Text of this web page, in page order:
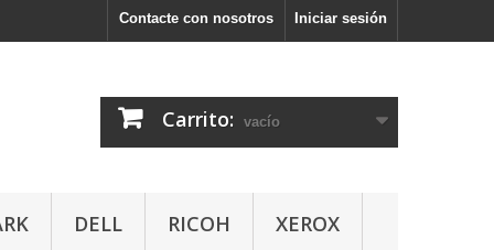
Iniciar sesión
Contacte con nosotros
Carrito: vacío
DELL RICOH XEROX